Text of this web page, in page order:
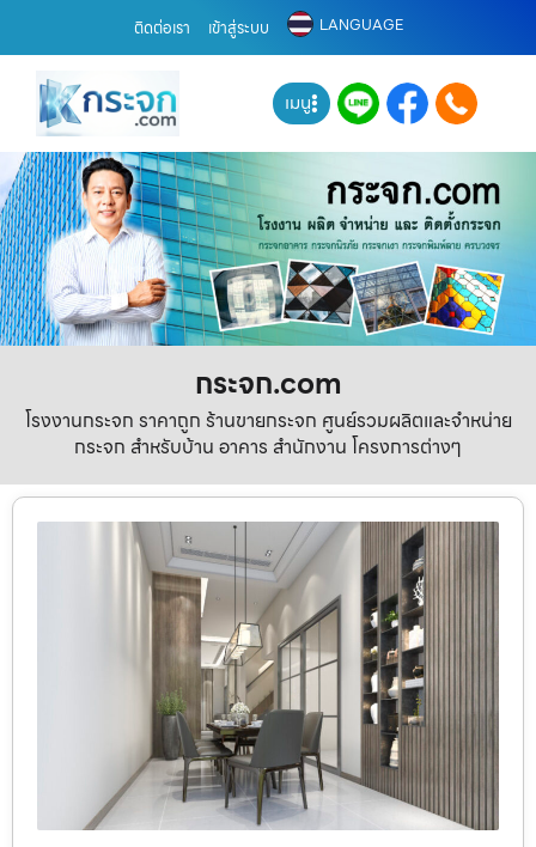
ติดต่อเรา เข้าสู่ระบบ LANGUAGE
เมนู
กระจก.com
โรงงานกระจก ราคาถูก ร้านขายกระจก ศูนย์รวมผลิตและจำหน่าย
กระจก สำหรับบ้าน อาคาร สำนักงาน โครงการต่างๆ